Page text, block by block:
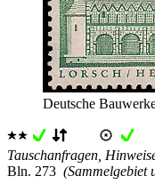
Deutsche
Tauschanfragen,
Bln. 273 (Sammelgebiet